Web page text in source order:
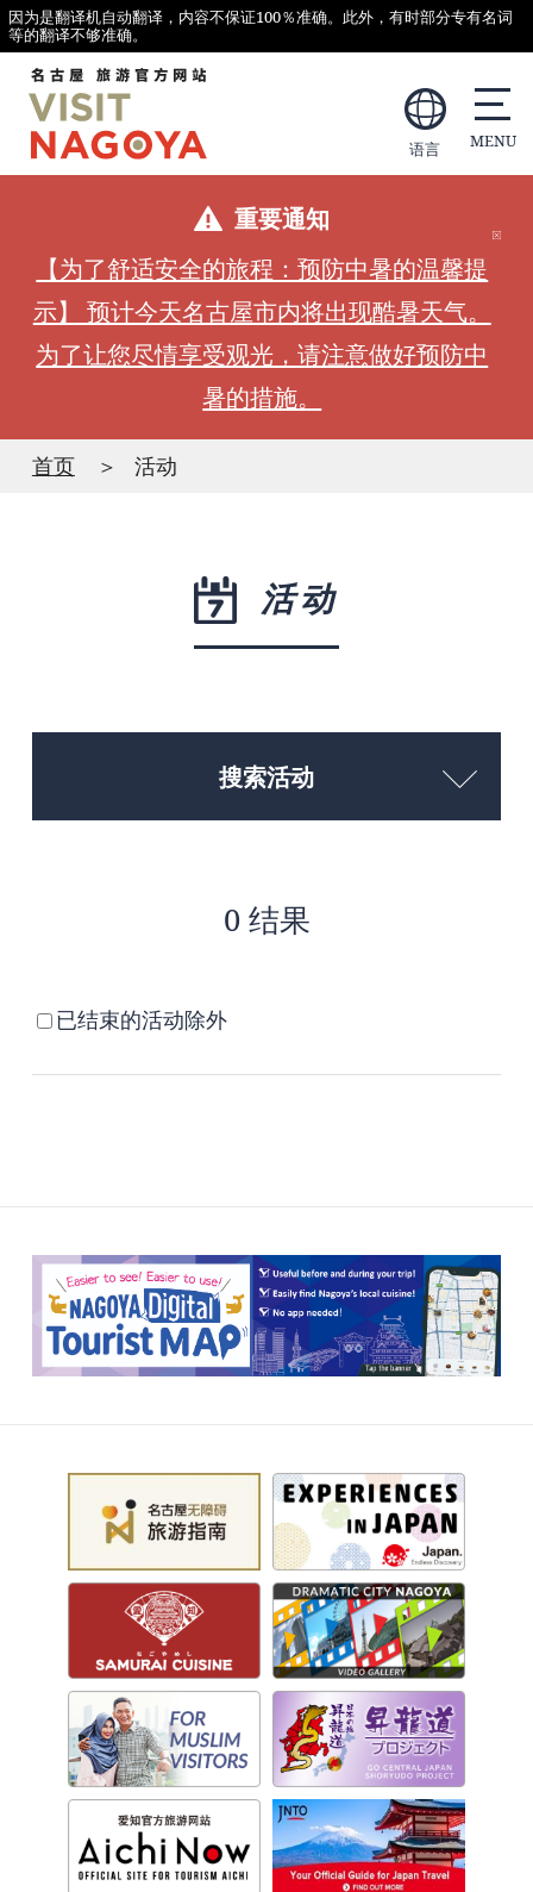
因为是翻译机自动翻译，内容不保证100％准确。此外，有时部分专有名词
等的翻译不够准确。
语言
重要通知
【为了舒适安全的旅程：预防中暑的温馨提
示】 预计今天名古屋市内将出现酷暑天气。
为了让您尽情享受观光，请注意做好预防中
暑的措施。
首页 活动
活动
搜索活动
0 结果
已结束的活动除外